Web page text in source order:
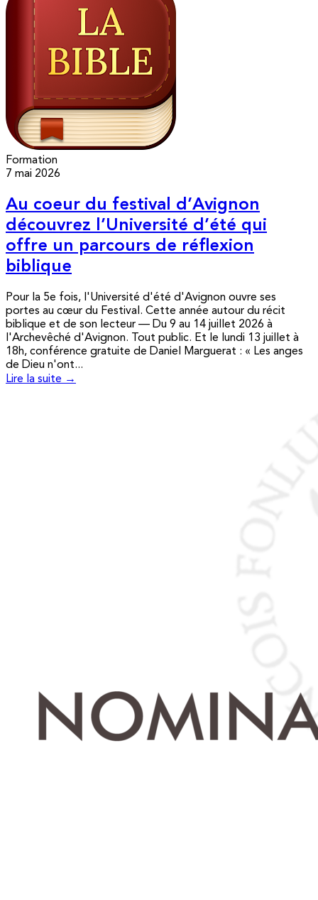
Formation
7 mai 2026
Au coeur du festival d’Avignon
découvrez l’Université d’été qui
offre un parcours de réflexion
biblique
Pour la 5e fois, l'Université d'été d'Avignon ouvre ses
portes au cœur du Festival. Cette année autour du récit
biblique et de son lecteur — Du 9 au 14 juillet 2026 à
l'Archevêché d'Avignon. Tout public. Et le lundi 13 juillet à
18h, conférence gratuite de Daniel Marguerat : « Les anges
de Dieu n'ont...
Lire la suite →